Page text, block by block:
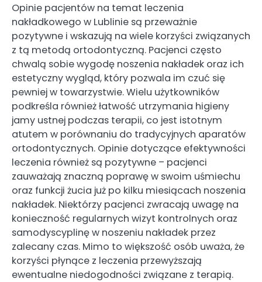
Opinie pacjentów na temat leczenia
nakładkowego w Lublinie są przeważnie
pozytywne i wskazują na wiele korzyści związanych
z tą metodą ortodontyczną. Pacjenci często
chwalą sobie wygodę noszenia nakładek oraz ich
estetyczny wygląd, który pozwala im czuć się
pewniej w towarzystwie. Wielu użytkowników
podkreśla również łatwość utrzymania higieny
jamy ustnej podczas terapii, co jest istotnym
atutem w porównaniu do tradycyjnych aparatów
ortodontycznych. Opinie dotyczące efektywności
leczenia również są pozytywne – pacjenci
zauważają znaczną poprawę w swoim uśmiechu
oraz funkcji żucia już po kilku miesiącach noszenia
nakładek. Niektórzy pacjenci zwracają uwagę na
konieczność regularnych wizyt kontrolnych oraz
samodyscyplinę w noszeniu nakładek przez
zalecany czas. Mimo to większość osób uważa, że
korzyści płynące z leczenia przewyższają
ewentualne niedogodności związane z terapią.